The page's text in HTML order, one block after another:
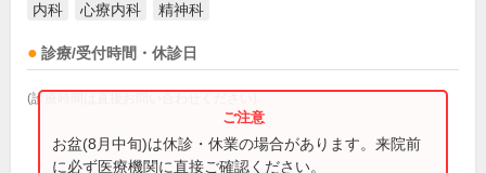
内科 心療内科 精神科
診療/受付時間・休診日
(診療時間は直接お問い合わせください)
お盆(8月中旬)は休診・休業の場合があります。来院前
に必ず医療機関に直接ご確認ください。